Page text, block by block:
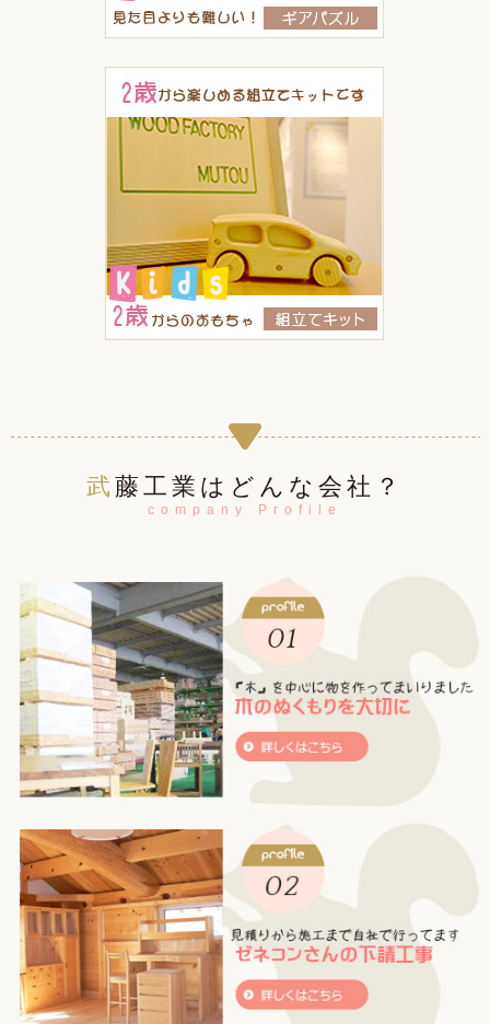
武藤工業はどんな会社？
company Profile